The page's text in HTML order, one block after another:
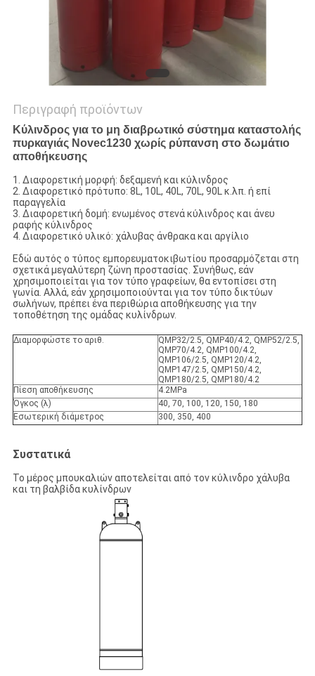
Περιγραφή προϊόντων
Κύλινδρος για το μη διαβρωτικό σύστημα καταστολής
πυρκαγιάς Novec1230 χωρίς ρύπανση στο δωμάτιο
αποθήκευσης
1. Διαφορετική μορφή: δεξαμενή και κύλινδρος
2. Διαφορετικό πρότυπο: 8L, 10L, 40L, 70L, 90L κ.λπ. ή επί
παραγγελία
3. Διαφορετική δομή: ενωμένος στενά κύλινδρος και άνευ
ραφής κύλινδρος
4. Διαφορετικό υλικό: χάλυβας άνθρακα και αργίλιο
Εδώ αυτός ο τύπος εμπορευματοκιβωτίου προσαρμόζεται στη
σχετικά μεγαλύτερη ζώνη προστασίας. Συνήθως, εάν
χρησιμοποιείται για τον τύπο γραφείων, θα εντοπίσει στη
γωνία. Αλλά, εάν χρησιμοποιούνται για τον τύπο δικτύων
σωλήνων, πρέπει ένα περιθώρια αποθήκευσης για την
τοποθέτηση της ομάδας κυλίνδρων.
Διαμορφώστε το αριθ.
QMP32/2.5, QMP40/4.2, QMP52/2.5,
QMP70/4.2, QMP100/4.2,
QMP106/2.5, QMP120/4.2,
QMP147/2.5, QMP150/4.2,
QMP180/2.5, QMP180/4.2
Πίεση αποθήκευσης
4.2MPa
Όγκος (λ)
40, 70, 100, 120, 150, 180
Εσωτερική διάμετρος
300, 350, 400
Συστατικά
Το μέρος μπουκαλιών αποτελείται από τον κύλινδρο χάλυβα
και τη βαλβίδα κυλίνδρων